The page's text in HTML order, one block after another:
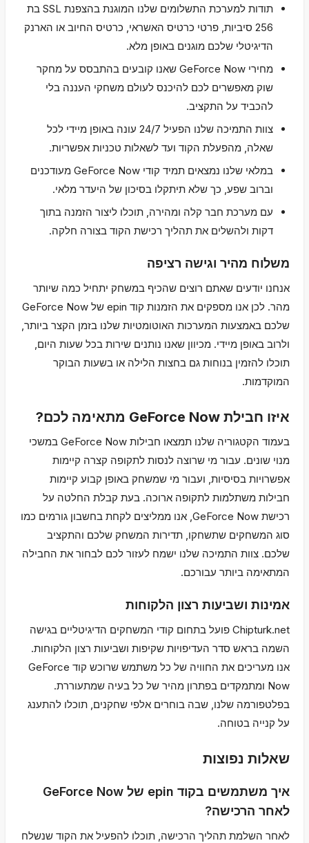
תודות למערכת התשלומים שלנו המוגנת בהצפנת SSL בת
256 סיביות, פרטי כרטיס האשראי, כרטיס החיוב או הארנק
הדיגיטלי שלכם מוגנים באופן מלא.
מחירי GeForce Now שאנו קובעים בהתבסס על מחקר
שוק מאפשרים לכם להיכנס לעולם משחקי העננה בלי
להכביד על התקציב.
צוות התמיכה שלנו הפעיל 24/7 עונה באופן מיידי לכל
שאלה, מהפעלת הקוד ועד לשאלות טכניות אפשריות.
במלאי שלנו נמצאים תמיד קודי GeForce Now מעודכנים
וברוב שפע, כך שלא תיתקלו בסיכון של היעדר מלאי.
עם מערכת חבר קלה ומהירה, תוכלו ליצור הזמנה בתוך
דקות ולהשלים את תהליך רכישת הקוד בצורה חלקה.
משלוח מהיר וגישה רציפה
אנחנו יודעים שאתם רוצים שהכיף במשחק יתחיל כמה שיותר
מהר. לכן אנו מספקים את הזמנות קוד epin של GeForce Now
שלכם באמצעות המערכות האוטומטיות שלנו בזמן הקצר ביותר,
ולרוב באופן מיידי. מכיוון שאנו נותנים שירות בכל שעות היום,
תוכלו להזמין בנוחות גם בחצות הלילה או בשעות הבוקר
המוקדמות.
איזו חבילת GeForce Now מתאימה לכם?
בעמוד הקטגוריה שלנו תמצאו חבילות GeForce Now במשכי
מנוי שונים. עבור מי שרוצה לנסות לתקופה קצרה קיימות
אפשרויות בסיסיות, ועבור מי שמשחק באופן קבוע קיימות
חבילות משתלמות לתקופה ארוכה. בעת קבלת החלטה על
רכישת GeForce Now, אנו ממליצים לקחת בחשבון גורמים כמו
סוג המשחקים שתשחקו, תדירות המשחק שלכם והתקציב
שלכם. צוות התמיכה שלנו ישמח לעזור לכם לבחור את החבילה
המתאימה ביותר עבורכם.
אמינות ושביעות רצון הלקוחות
Chipturk.net פועל בתחום קודי המשחקים הדיגיטליים בגישה
השמה בראש סדר העדיפויות שקיפות ושביעות רצון הלקוחות.
אנו מעריכים את החוויה של כל משתמש שרוכש קוד GeForce
Now ומתמקדים בפתרון מהיר של כל בעיה שמתעוררת.
בפלטפורמה שלנו, שבה בוחרים אלפי שחקנים, תוכלו להתענג
על קנייה בטוחה.
שאלות נפוצות
איך משתמשים בקוד epin של GeForce Now
לאחר הרכישה?
לאחר השלמת תהליך הרכישה, תוכלו להפעיל את הקוד שנשלח